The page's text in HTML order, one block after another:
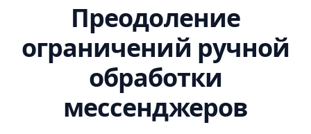
Преодоление
ограничений ручной
обработки
мессенджеров